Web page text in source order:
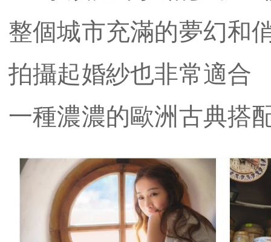
整個城市充滿的夢幻和
拍攝起婚紗也非常適合
一種濃濃的歐洲古典搭